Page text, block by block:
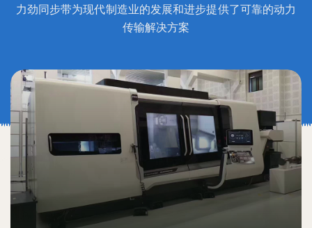
力劲同步带为现代制造业的发展和进步提供了可靠的动力
传输解决方案